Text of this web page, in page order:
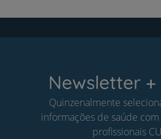
Newsletter +
Quinzenalmente
informações de saúde
profissionais